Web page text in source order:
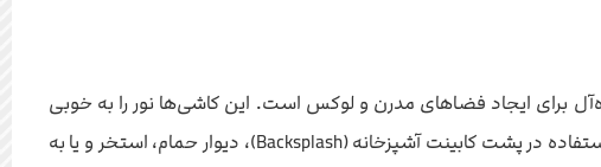
برای ایجاد فضاهای مدرن و لوکس است. این کاشی‌ها نور را به خوبی
بازتاب می‌دهند و باعث روشن‌تر شدن فضا می‌شوند. کاشی شیشه‌ای سفید برای استفاده در پشت کابینت آشپزخانه (Backsplash)، دیوار حمام، استخر و یا به